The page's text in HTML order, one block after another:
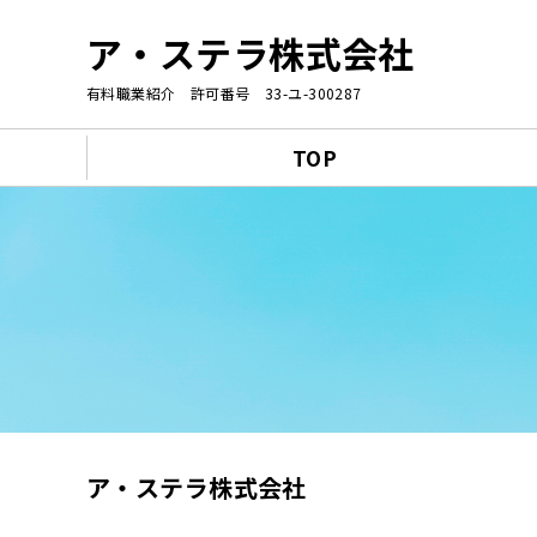
ア・ステラ株式会社
有料職業紹介 許可番号 33-ユ-300287
TOP
ア・ステラ株式会社